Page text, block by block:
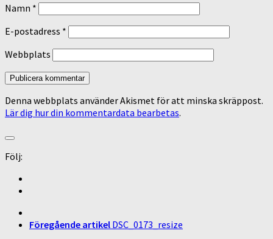
Namn *
E-postadress *
Webbplats
Denna webbplats använder Akismet för att minska skräppost.
Lär dig hur din kommentardata bearbetas.
Följ:
Föregående artikel DSC_0173_resize